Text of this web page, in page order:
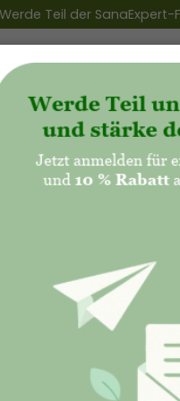
Werde Teil der SanaExpert-
Club